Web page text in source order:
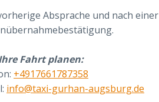
Absprache und nach einer
Fahrt planen:
+4917661787358
info@taxi-gurhan-augsburg.de